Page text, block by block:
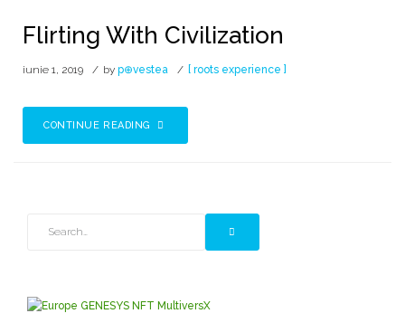
Flirting With Civilization
iunie 1, 2019 by p⊕vestea [ roots experience ]
CONTINUE READING